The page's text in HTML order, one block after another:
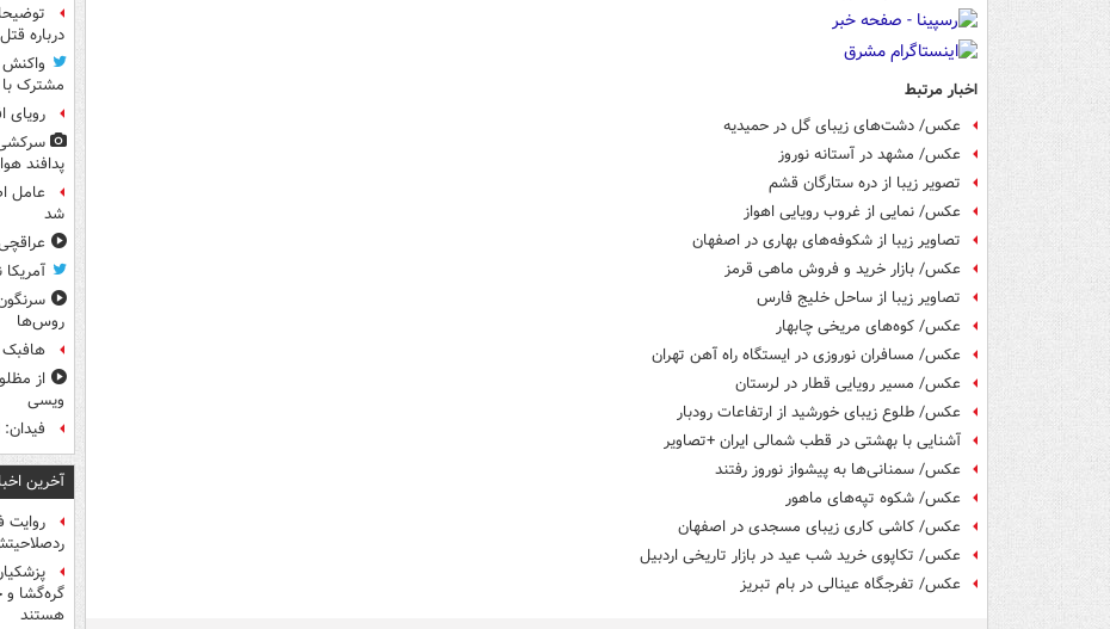
اخبار مرتبط
عکس/ دشت‌های زیبای گل در حمیدیه
عکس/ مشهد در آستانه نوروز
تصویر زیبا از دره ستارگان قشم
عکس/ نمایی از غروب رویایی اهواز
تصاویر زیبا از شکوفه‌های بهاری در اصفهان
عکس/ بازار خرید و فروش ماهی قرمز
تصاویر زیبا از ساحل خلیج فارس
عکس/ کوه‌های مریخی چابهار
عکس/ مسافران نوروزی در ایستگاه راه آهن تهران
عکس/ مسیر رویایی قطار در لرستان
عکس/ طلوع زیبای خورشید از ارتفاعات رودبار
آشنایی با بهشتی در قطب شمالی ایران +تصاویر
عکس/ سمنانی‌ها به پیشواز نوروز رفتند
عکس/ شکوه تپه‌های ماهور
عکس/ کاشی کاری زیبای مسجدی در اصفهان
عکس/ تکاپوی خرید شب عید در بازار تاریخی اردبیل
عکس/ تفرجگاه عینالی در بام تبریز
درباره
واکنش
مشترک
رویای اف-۳۵ ترکیه
سرکشی
پدافند
عامل
شد
روس‌ها
هافبک
از
ویسی
آخرین
روایت
گره‌گشا
هستند